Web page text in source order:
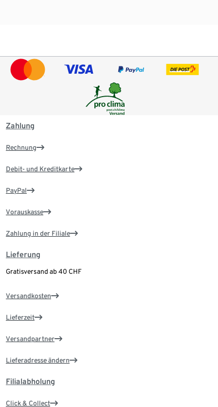
Zahlung
Rechnung
Debit- und Kreditkarte
PayPal
Vorauskasse
Zahlung in der Filiale
Lieferung
Gratisversand ab 40 CHF
Versandkosten
Lieferzeit
Versandpartner
Lieferadresse ändern
Filialabholung
Click & Collect